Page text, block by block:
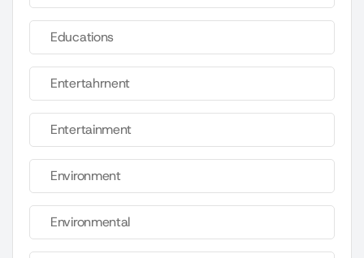
Educations
Entertahrnent
Entertainment
Environment
Environmental